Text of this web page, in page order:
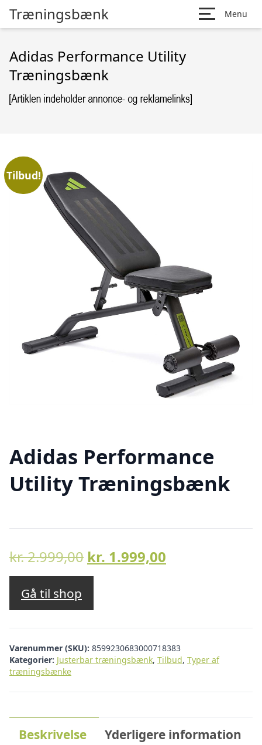
Træningsbænk Menu
Adidas Performance Utility
Træningsbænk
Tilbud!
Adidas Performance
Utility Træningsbænk
kr.2.999,00 Den
oprindelige
var:
kr. 2.999,00.
kr. 1.999,00
kr. 1.999,00.
Gå til shop
Varenummer (SKU): 8599230683000718383
Kategorier: Justerbar træningsbænk, Tilbud, Typer af
træningsbænke
Beskrivelse Yderligere information